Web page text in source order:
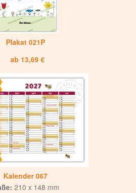
Plakat 021P
ab 13,69 €
Kalender 067
210 x 148 mm